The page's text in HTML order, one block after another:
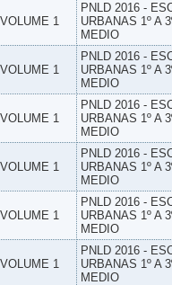
1
PNLD 2016 -
URBANAS 1º A
MEDIO
1
PNLD 2016 -
URBANAS 1º A
MEDIO
1
PNLD 2016 -
URBANAS 1º A
MEDIO
1
PNLD 2016 -
URBANAS 1º A
MEDIO
1
PNLD 2016 -
URBANAS 1º A
MEDIO
1
PNLD 2016 -
URBANAS 1º A
MEDIO